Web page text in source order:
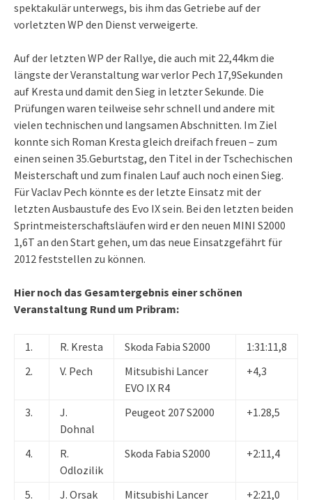
spektakulär unterwegs, bis ihm das Getriebe auf der
vorletzten WP den Dienst verweigerte.
Auf der letzten WP der Rallye, die auch mit 22,44km die
längste der Veranstaltung war verlor Pech 17,9Sekunden
auf Kresta und damit den Sieg in letzter Sekunde. Die
Prüfungen waren teilweise sehr schnell und andere mit
vielen technischen und langsamen Abschnitten. Im Ziel
konnte sich Roman Kresta gleich dreifach freuen – zum
einen seinen 35.Geburtstag, den Titel in der Tschechischen
Meisterschaft und zum finalen Lauf auch noch einen Sieg.
Für Vaclav Pech könnte es der letzte Einsatz mit der
letzten Ausbaustufe des Evo IX sein. Bei den letzten beiden
Sprintmeisterschaftsläufen wird er den neuen MINI S2000
1,6T an den Start gehen, um das neue Einsatzgefährt für
2012 feststellen zu können.
Hier noch das Gesamtergebnis einer schönen
Veranstaltung Rund um Pribram:
1. R. Kresta Skoda Fabia S2000
1:31:11,8
2.
V. Pech
Mitsubishi Lancer
EVO IX R4
+4,3
3.
J.
Dohnal
Peugeot 207 S2000 +1.28,5
4.
R.
Odlozilik
Skoda Fabia S2000 +2:11,4
5. J. Orsak Mitsubishi Lancer +2:21,0